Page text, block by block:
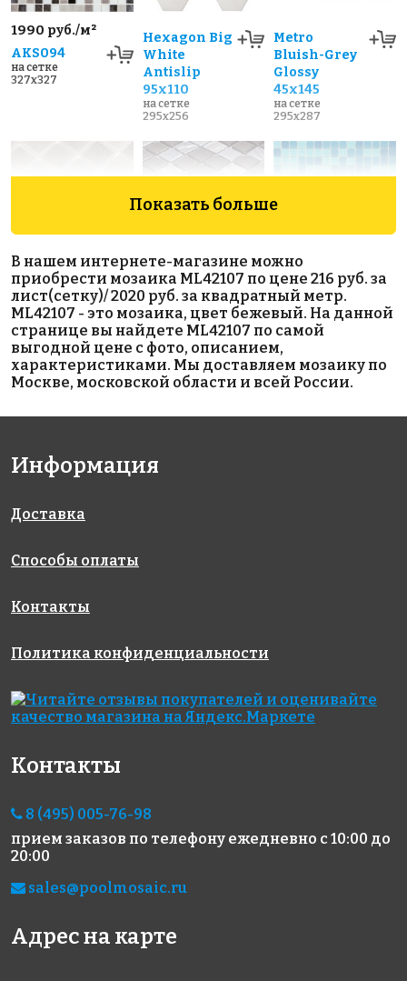
1990 руб./м²
AKS094
на сетке
327x327
Hexagon Big
White
Antislip
95x110
на сетке
295x256
Metro
Bluish-Grey
Glossy
45х145
на сетке
295x287
514 Antid.
на сетке
317x317
BLACK
на сетке
317x317
1880 руб./м²
AKS010
на сетке
327x327
Fan Shape
Dark Grey
на сетке
293x274
White Glossy
на сетке
2850 руб./м²
Показать больше
В нашем интернете-магазине можно
приобрести мозаика ML42107 по цене 216 руб. за
лист(сетку)/ 2020 руб. за квадратный метр.
ML42107 - это мозаика, цвет бежевый. На данной
странице вы найдете ML42107 по самой
выгодной цене с фото, описанием,
характеристиками. Мы доставляем мозаику по
Москве, московской области и всей России.
Информация
Доставка
Способы оплаты
Контакты
Политика конфиденциальности
Контакты
8 (495) 005-76-98
прием заказов по телефону ежедневно с 10:00 до
20:00
sales@poolmosaic.ru
Адрес на карте